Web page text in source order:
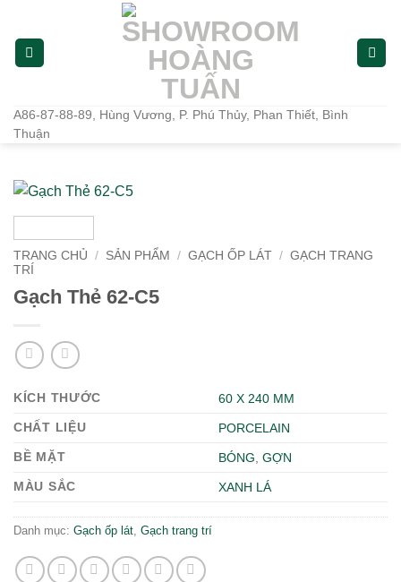
A86-87-88-89, Hùng Vương, P. Phú Thủy, Phan Thiết, Bình
Thuận
TRANG CHỦ / SẢN PHẨM / GẠCH ỐP LÁT / GẠCH TRANG
TRÍ
Gạch Thẻ 62-C5
KÍCH THƯỚC
60 X 240 MM
CHẤT LIỆU
PORCELAIN
BỀ MẶT
BÓNG ,GỢN
MÀU SẮC
XANH LÁ
Danh mục: Gạch ốp lát Gạch trang trí